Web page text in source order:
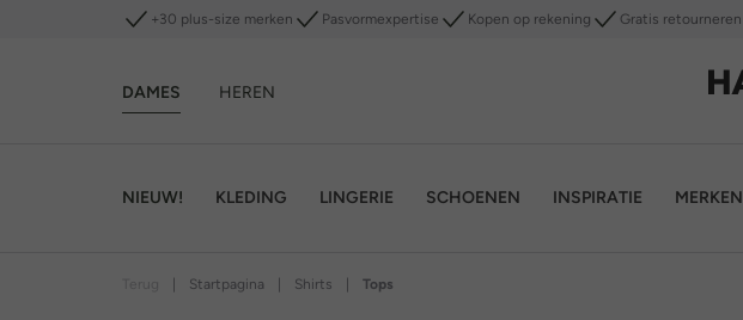
+30 plus-size merken Pasvormexpertise Kopen op rekening Gratis retourneren
DAMES HEREN
NIEUW! KLEDING LINGERIE SCHOENEN INSPIRATIE MERKEN
Startpagina Shirts Tops